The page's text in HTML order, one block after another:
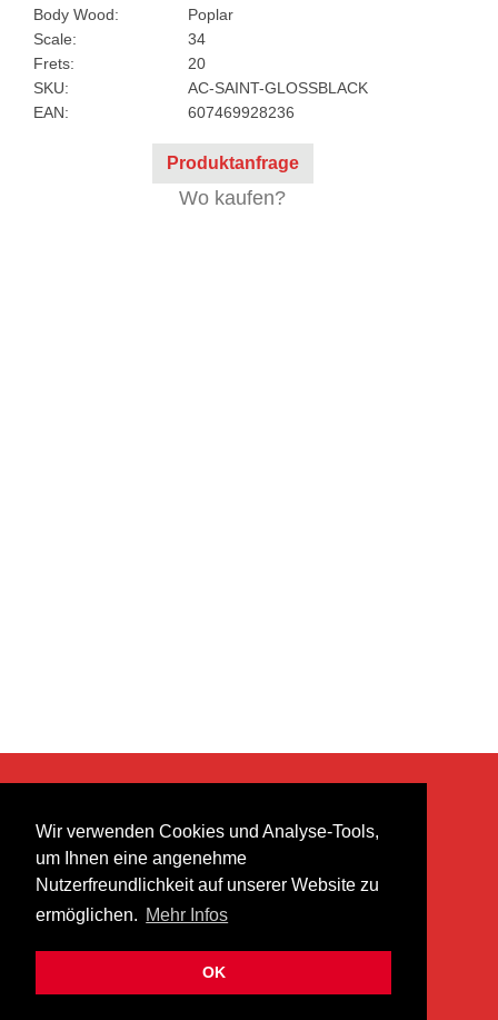
Wir verwenden Cookies und Analyse-Tools,
um Ihnen eine angenehme
Nutzerfreundlichkeit auf unserer Website zu
ermöglichen. Mehr Infos
OK
Body Wood:
Poplar
Scale:
34
Frets:
20
SKU:
AC-SAINT-GLOSSBLACK
EAN:
607469928236
Produktanfrage
Wo kaufen?
heer musik ag
Lättenstrasse 35
8952 Schlieren
info@heermusic.com
ÜBER UNS